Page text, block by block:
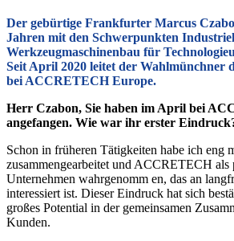
Der gebürtige Frankfurter Marcus
Jahren mit den Schwerpunkten
Werkzeugmaschinenbau für
Seit April 2020 leitet der Wahlmünchner
bei ACCRETECH Europe.
Herr Czabon, Sie haben im April bei
angefangen. Wie war ihr erster
Schon in früheren Tätigkeiten habe ich eng
zusammengearbeitet und ACCRETECH als
Unternehmen wahrgenomm en, das an
interessiert ist. Dieser Eindruck hat sich
großes Potential in der gemeinsamen
Kunden.